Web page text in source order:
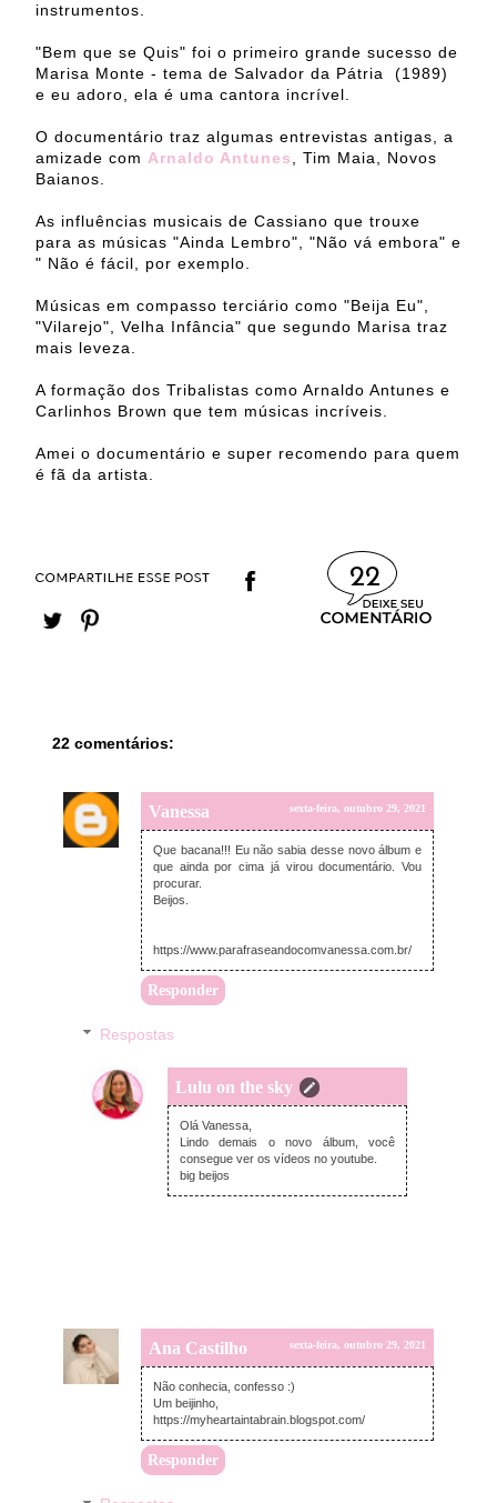
instrumentos.
"Bem que se Quis" foi o primeiro grande sucesso de
Marisa Monte - tema de Salvador da Pátria (1989)
e eu adoro, ela é uma cantora incrível.
O documentário traz algumas entrevistas antigas, a
amizade com Arnaldo Antunes
, Tim Maia, Novos
Baianos.
As influências musicais de Cassiano que trouxe
para as músicas "Ainda Lembro", "Não vá embora" e
" Não é fácil, por exemplo.
Músicas em compasso terciário como "Beija Eu",
"Vilarejo", Velha Infância" que segundo Marisa traz
mais leveza.
A formação dos Tribalistas como Arnaldo Antunes e
Carlinhos Brown que tem músicas incríveis.
Amei o documentário e super recomendo para quem
é fã da artista.
22
22 comentários:
Vanessa sexta-feira, outubro 29, 2021
Que bacana!!! Eu não sabia desse novo álbum e
que ainda por cima já virou documentário. Vou
procurar.
Beijos.
https://www.parafraseandocomvanessa.com.br/
Responder
Respostas
Lulu on the sky
segunda-feira, novembro 01, 2021
Olá Vanessa,
Lindo demais o novo álbum, você
consegue ver os vídeos no youtube.
big beijos
Ana Castilho sexta-feira, outubro 29, 2021
Não conhecia, confesso :)
Um beijinho,
https://myheartaintabrain.blogspot.com/
Responder